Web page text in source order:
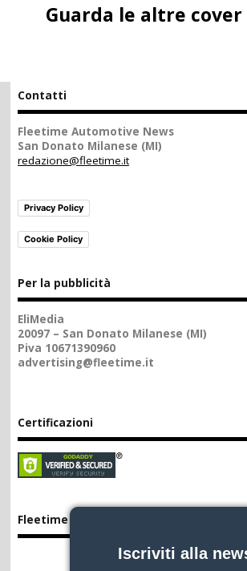
Iscriviti alla
Guarda le altre
Contatti
Fleetime Automotive News
San Donato Milanese (MI)
redazione@fleetime.it
Privacy Policy
Cookie Policy
Per la pubblicità
EliMedia
20097 – San Donato Milanese (MI)
Piva 10671390960
advertising@fleetime.it
Certificazioni
Fleetime App